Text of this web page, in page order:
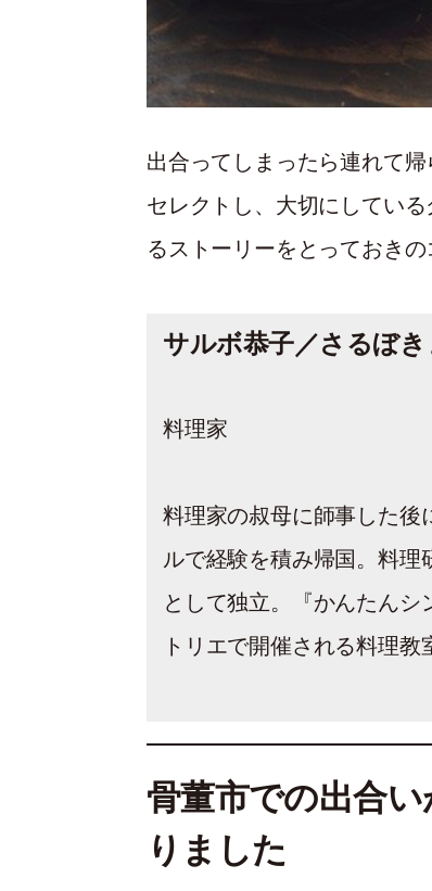
出合ってしまったら連れて
セレクトし、大切にしてい
るストーリーをとっておき
サルボ恭子／さるぼき
料理家
料理家の叔母に師事した後
ルで経験を積み帰国。料
として独立。『かんたん
トリエで開催される料理教
骨董市での出合
りました